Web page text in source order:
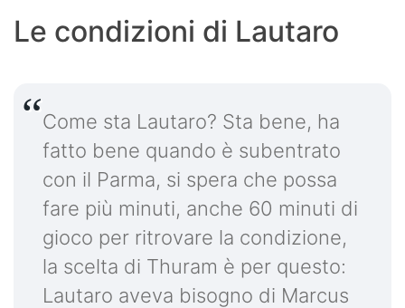
Le condizioni di Lautaro
Come sta Lautaro? Sta bene, ha
fatto bene quando è subentrato
con il Parma, si spera che possa
fare più minuti, anche 60 minuti di
gioco per ritrovare la condizione,
la scelta di Thuram è per questo:
Lautaro aveva bisogno di Marcus